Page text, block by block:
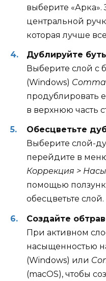
выберите
центральной
которая лучше
Дублируйте
Выберите слой с
(Windows)
продублировать
в верхнюю часть
Обесцветьте
Выберите слой-
перейдите в
Коррекция >
помощью
обесцветьте слой.
Создайте
При активном
насыщенностью
(Windows) или
(macOS), чтобы